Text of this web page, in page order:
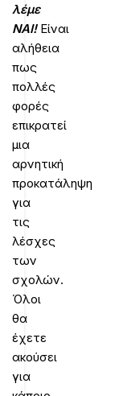
λέμε
ΝΑΙ!Είναι
αλήθεια
πως
πολλές
φορές
επικρατεί
μια
αρνητική
προκατάληψη
για
τις
λέσχες
των
σχολών.
Όλοι
θα
έχετε
ακούσει
για